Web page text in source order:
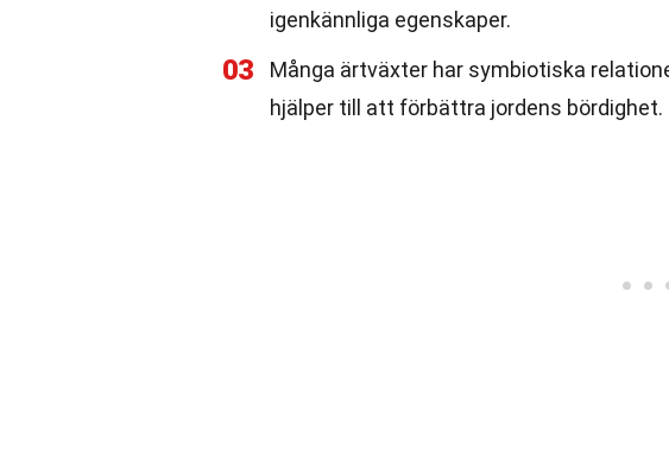
igenkännliga egenskaper.
03
Många ärtväxter har symbiotiska
hjälper till att förbättra jordens bördighet.